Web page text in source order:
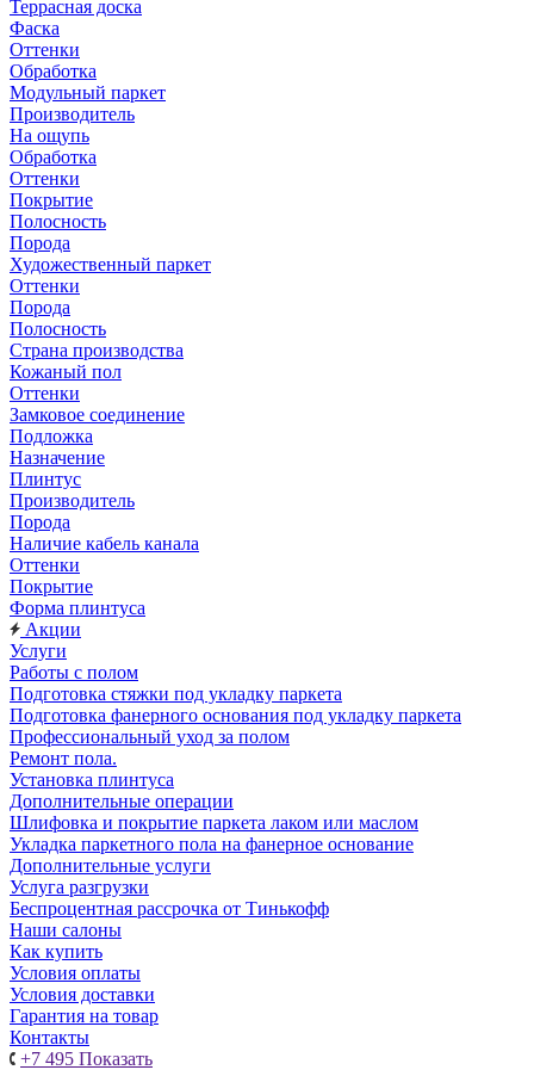
Террасная доска
Фаска
Оттенки
Обработка
Модульный паркет
Производитель
На ощупь
Обработка
Оттенки
Покрытие
Полосность
Порода
Художественный паркет
Оттенки
Порода
Полосность
Страна производства
Кожаный пол
Оттенки
Замковое соединение
Подложка
Назначение
Плинтус
Производитель
Порода
Наличие кабель канала
Оттенки
Покрытие
Форма плинтуса
Акции
Услуги
Работы с полом
Подготовка стяжки под укладку паркета
Подготовка фанерного основания под укладку паркета
Профессиональный уход за полом
Ремонт пола.
Установка плинтуса
Дополнительные операции
Шлифовка и покрытие паркета лаком или маслом
Укладка паркетного пола на фанерное основание
Дополнительные услуги
Услуга разгрузки
Беспроцентная рассрочка от Тинькофф
Наши салоны
Как купить
Условия оплаты
Условия доставки
Гарантия на товар
Контакты
+7 495 Показать